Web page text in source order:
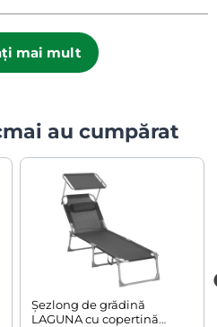
mai mult
au cumpărat
Șezlong de grădină
LAGUNA cu copertină